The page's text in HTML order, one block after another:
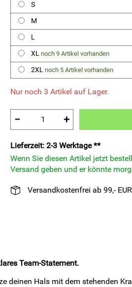
S
M
L
XL noch 9 Artikel vorhanden
2XL noch 5 Artikel vorhanden
Nur noch 3 Artikel auf Lager.
− +
Lieferzeit: 2-3 Werktage **
Wenn Sie diesen Artikel jetzt
Versand geben und er könnte
Versandkostenfrei ab 99,-
Team-Statement.
deinen Hals mit dem stehenden